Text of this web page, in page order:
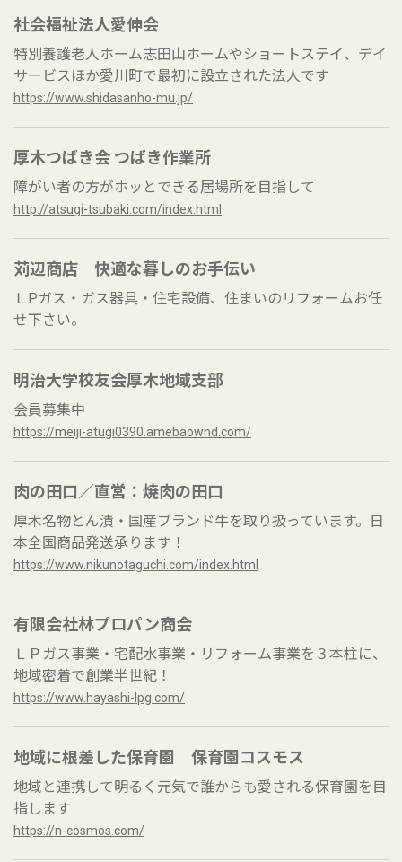
社会福祉法人愛伸会
特別養護老人ホーム志田山ホームやショートステイ、デイ
サービスほか愛川町で最初に設立された法人です
https://www.shidasanho-mu.jp/
厚木つばき会 つばき作業所
障がい者の方がホッとできる居場所を目指して
http://atsugi-tsubaki.com/index.html
苅辺商店 快適な暮しのお手伝い
ＬPガス・ガス器具・住宅設備、住まいのリフォームお任
せ下さい。
明治大学校友会厚木地域支部
会員募集中
https://meiji-atugi0390.amebaownd.com/
肉の田口／直営：焼肉の田口
厚木名物とん漬・国産ブランド牛を取り扱っています。日
本全国商品発送承ります！
https://www.nikunotaguchi.com/index.html
有限会社林プロパン商会
ＬＰガス事業・宅配水事業・リフォーム事業を３本柱に、
地域密着で創業半世紀！
https://www.hayashi-lpg.com/
地域に根差した保育園 保育園コスモス
地域と連携して明るく元気で誰からも愛される保育園を目
指します
https://n-cosmos.com/